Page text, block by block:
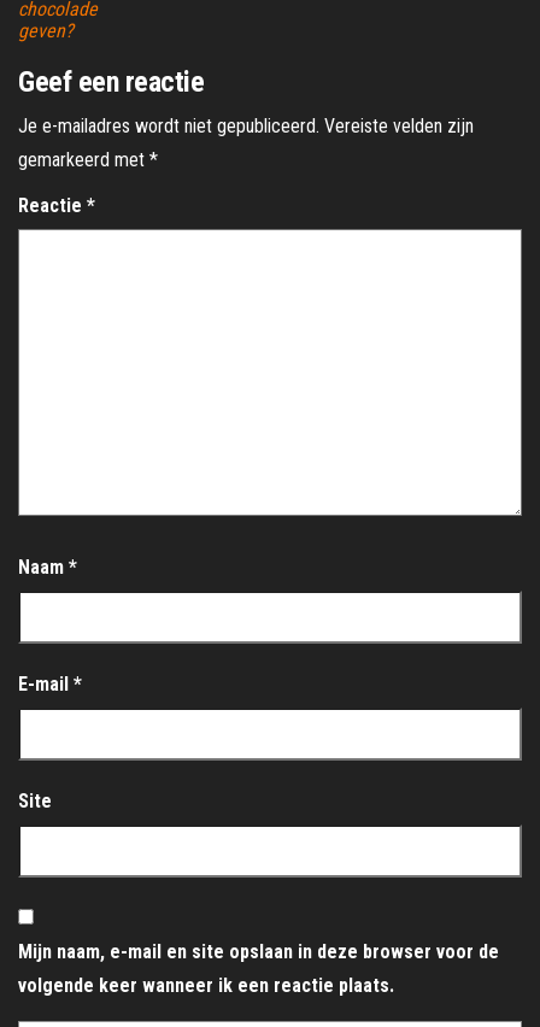
chocolade
geven?
Geef een reactie
Je e-mailadres wordt niet gepubliceerd. Vereiste velden zijn
gemarkeerd met *
Reactie *
Naam *
E-mail *
Site
Mijn naam, e-mail en site opslaan in deze browser voor de
volgende keer wanneer ik een reactie plaats.